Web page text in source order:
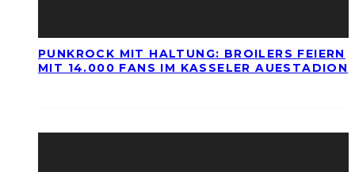
PUNKROCK MIT HALTUNG: BROILERS FEIERN
MIT 14.000 FANS IM KASSELER AUESTADION